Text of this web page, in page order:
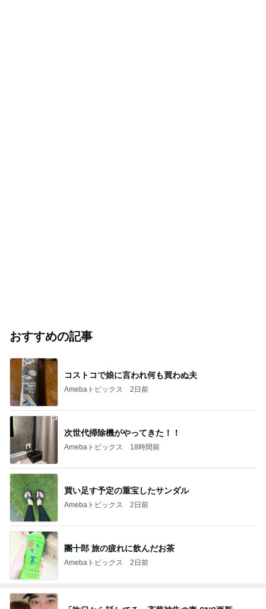
おすすめの記事
コストコで娘に言われ何も買わぬ夫
Amebaトピックス 2日前
次世代掃除機がやってきた！！
Amebaトピックス 18時間前
買い足す予定の重宝したサンダル
Amebaトピックス 2日前
團十郎 旅の疲れに飲んだお茶
Amebaトピックス 2日前